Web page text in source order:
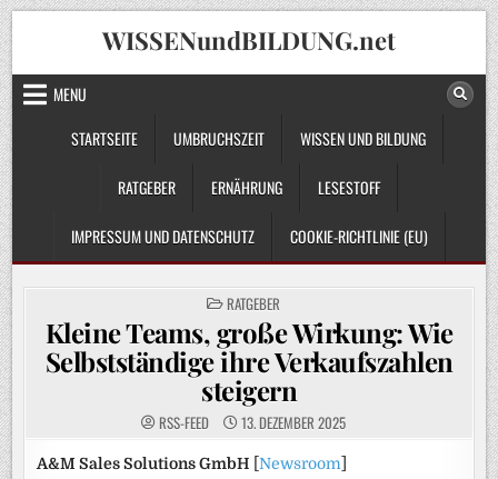
Skip
to
content
WISSENundBILDUNG.net
MENU
STARTSEITE
UMBRUCHSZEIT WISSEN UND BILDUNG
RATGEBER ERNÄHRUNG LESESTOFF
IMPRESSUM UND DATENSCHUTZ COOKIE-RICHTLINIE (EU)
POSTED
IN
RATGEBER
Kleine Teams, große Wirkung: Wie
Selbstständige ihre Verkaufszahlen
steigern
RSS-FEED 13. DEZEMBER 2025
A&M Sales Solutions GmbH [Newsroom